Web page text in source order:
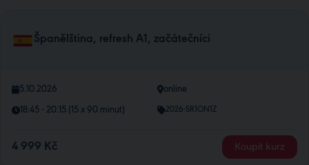
Španělština, refresh A1, začátečníci
5.10.2026 online
18:45 - 20:15 (15 x 90 minut) 2026-SR1ON1Z
4 999 Kč Koupit kurz